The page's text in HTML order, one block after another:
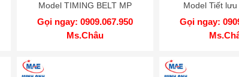
Model TIMING BELT MP
Gọi ngay: 0909.067.950
Ms.Châu
Model Tiết
Gọi ngay: